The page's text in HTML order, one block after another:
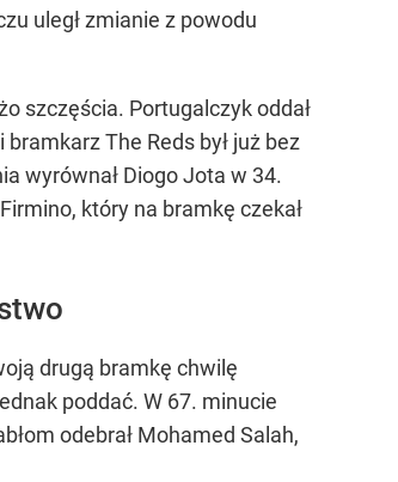
uległ zmianie z powodu
szczęścia. Portugalczyk oddał
The Reds był już bez
wyrównał Diogo Jota w 34.
który na bramkę czekał
drugą bramkę chwilę
poddać. W 67. minucie
odebrał Mohamed Salah,